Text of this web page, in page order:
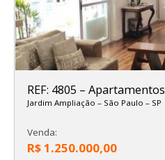
REF: 4805 – Apartamentos
Jardim Ampliação – São Paulo – SP
Venda:
R$ 1.250.000,00